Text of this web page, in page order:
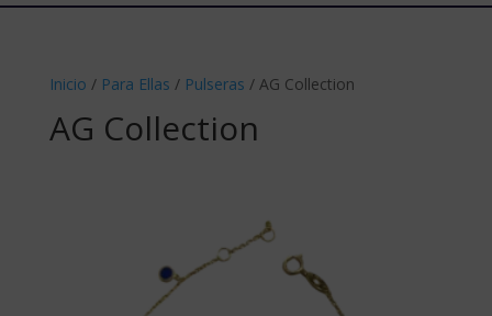
Inicio / Para Ellas / Pulseras / AG Collection
AG Collection